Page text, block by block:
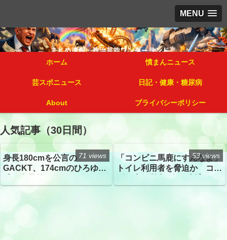
MENU
ホーム 憤まんニュース
芸スポニュース 日記・健康・糖尿病
About プライバシーポリシー
人気記事（30日間）
身長180cmを公言の
GACKT、174cmのひろゆき
トざわつき イベントでの写
71 views
「コンビニ馬鹿にすんなよ」
トイレ利用者を脅迫か コン
53 views